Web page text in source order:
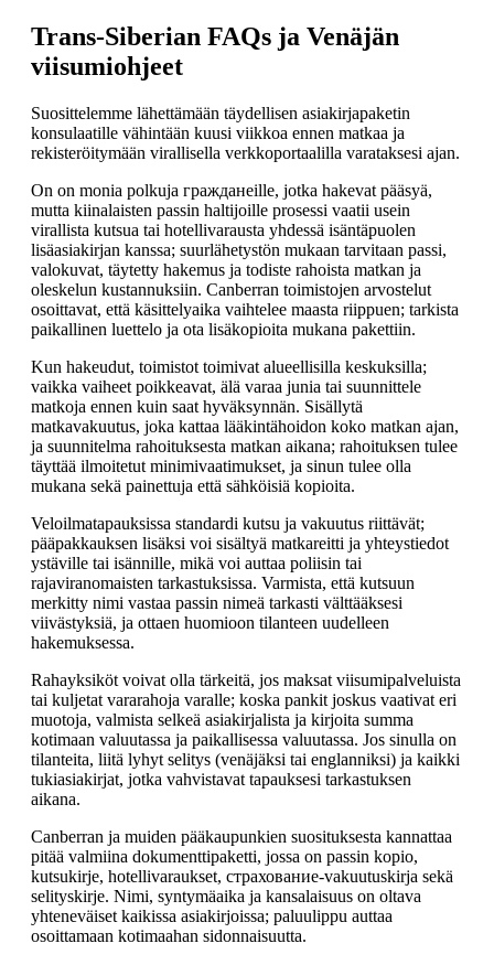
Trans-Siberian FAQs ja Venäjän
viisumiohjeet
Suosittelemme lähettämään täydellisen asiakirjapaketin
konsulaatille vähintään kuusi viikkoa ennen matkaa ja
rekisteröitymään virallisella verkkoportaalilla varataksesi ajan.
On on monia polkuja гражданeille, jotka hakevat pääsyä,
mutta kiinalaisten passin haltijoille prosessi vaatii usein
virallista kutsua tai hotellivarausta yhdessä isäntäpuolen
lisäasiakirjan kanssa; suurlähetystön mukaan tarvitaan passi,
valokuvat, täytetty hakemus ja todiste rahoista matkan ja
oleskelun kustannuksiin. Canberran toimistojen arvostelut
osoittavat, että käsittelyaika vaihtelee maasta riippuen; tarkista
paikallinen luettelo ja ota lisäkopioita mukana pakettiin.
Kun hakeudut, toimistot toimivat alueellisilla keskuksilla;
vaikka vaiheet poikkeavat, älä varaa junia tai suunnittele
matkoja ennen kuin saat hyväksynnän. Sisällytä
matkavakuutus, joka kattaa lääkintähoidon koko matkan ajan,
ja suunnitelma rahoituksesta matkan aikana; rahoituksen tulee
täyttää ilmoitetut minimivaatimukset, ja sinun tulee olla
mukana sekä painettuja että sähköisiä kopioita.
Veloilmatapauksissa standardi kutsu ja vakuutus riittävät;
pääpakkauksen lisäksi voi sisältyä matkareitti ja yhteystiedot
ystäville tai isännille, mikä voi auttaa poliisin tai
rajaviranomaisten tarkastuksissa. Varmista, että kutsuun
merkitty nimi vastaa passin nimeä tarkasti välttääksesi
viivästyksiä, ja ottaen huomioon tilanteen uudelleen
hakemuksessa.
Rahayksiköt voivat olla tärkeitä, jos maksat viisumipalveluista
tai kuljetat vararahoja varalle; koska pankit joskus vaativat eri
muotoja, valmista selkeä asiakirjalista ja kirjoita summa
kotimaan valuutassa ja paikallisessa valuutassa. Jos sinulla on
tilanteita, liitä lyhyt selitys (venäjäksi tai englanniksi) ja kaikki
tukiasiakirjat, jotka vahvistavat tapauksesi tarkastuksen
aikana.
Canberran ja muiden pääkaupunkien suosituksesta kannattaa
pitää valmiina dokumenttipaketti, jossa on passin kopio,
kutsukirje, hotellivaraukset, страхование-vakuutuskirja sekä
selityskirje. Nimi, syntymäaika ja kansalaisuus on oltava
yhteneväiset kaikissa asiakirjoissa; paluulippu auttaa
osoittamaan kotimaahan sidonnaisuutta.